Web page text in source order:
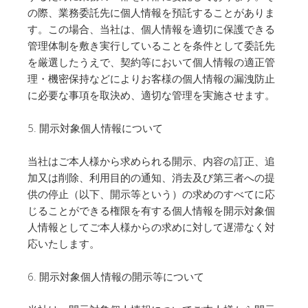
の際、業務委託先に個人情報を預託することがありま
す。この場合、当社は、個人情報を適切に保護できる
管理体制を敷き実行していることを条件として委託先
を厳選したうえで、契約等において個人情報の適正管
理・機密保持などによりお客様の個人情報の漏洩防止
に必要な事項を取決め、適切な管理を実施させます。
5. 開示対象個人情報について
当社はご本人様から求められる開示、内容の訂正、追
加又は削除、利用目的の通知、消去及び第三者への提
供の停止（以下、開示等という）の求めのすべてに応
じることができる権限を有する個人情報を開示対象個
人情報としてご本人様からの求めに対して遅滞なく対
応いたします。
6. 開示対象個人情報の開示等について